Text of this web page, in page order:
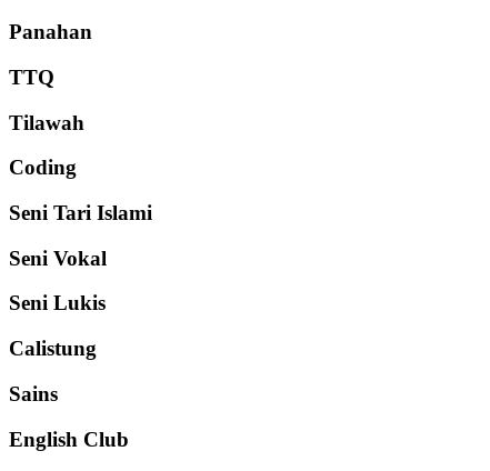
Panahan
TTQ
Tilawah
Coding
Seni Tari Islami
Seni Vokal
Seni Lukis
Calistung
Sains
English Club